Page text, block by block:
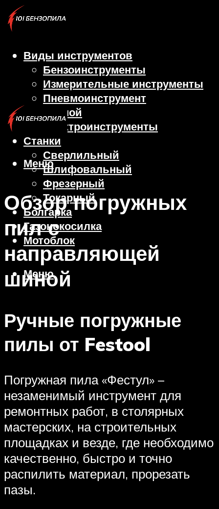
Виды инструментов
Бензоинструменты
Измерительные инструменты
Пневмоинструмент
Ручной
Электроинструменты
Станки
Сверлильный
Шлифовальный
Фрезерный
Токарный
Болгарка
Газонокосилка
Мотоблок
Меню
Меню
Обзор погружных
пил с
направляющей
шиной
Ручные погружные
пилы от Festool
Погружная пила «Фестул» –
незаменимый инструмент для
ремонтных работ, в столярных
мастерских, на строительных
площадках и везде, где необходимо
качественно, быстро и точно
распилить материал, прорезать
пазы.